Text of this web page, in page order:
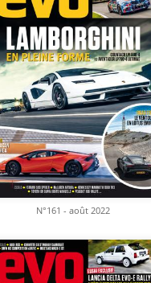
N°161 - août 2022